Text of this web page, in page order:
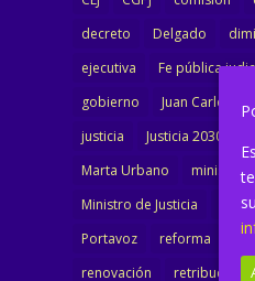
decreto
Delgado
ejecutiva
Fe pública
gobierno
Juan Carlos
justicia
Justicia 2030
Marta Urbano
ministerio
Ministro de Justicia
Portavoz
reforma
renovación